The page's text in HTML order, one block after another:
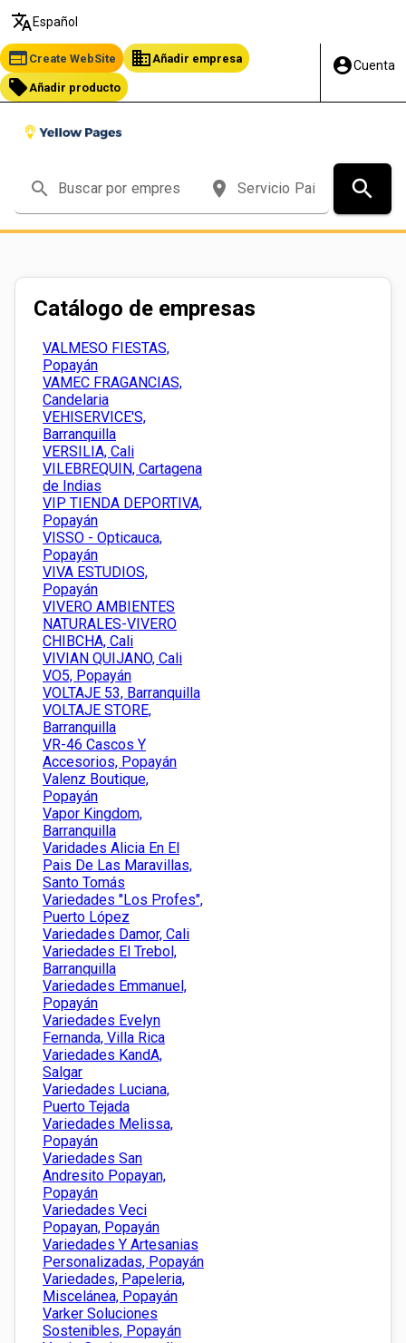
translate Español
web Create WebSite business Añadir empresa
local_offer Añadir producto
account_circleCuenta
search place search
Catálogo de empresas
VALMESO FIESTAS,
Popayán
VAMEC FRAGANCIAS,
Candelaria
VEHISERVICE'S,
Barranquilla
VERSILIA, Cali
VILEBREQUIN, Cartagena
de Indias
VIP TIENDA DEPORTIVA,
Popayán
VISSO - Opticauca,
Popayán
VIVA ESTUDIOS,
Popayán
VIVERO AMBIENTES
NATURALES-VIVERO
CHIBCHA, Cali
VIVIAN QUIJANO, Cali
VO5, Popayán
VOLTAJE 53, Barranquilla
VOLTAJE STORE,
Barranquilla
VR-46 Cascos Y
Accesorios, Popayán
Valenz Boutique,
Popayán
Vapor Kingdom,
Barranquilla
Varidades Alicia En El
Pais De Las Maravillas,
Santo Tomás
Variedades "Los Profes",
Puerto López
Variedades Damor, Cali
Variedades El Trebol,
Barranquilla
Variedades Emmanuel,
Popayán
Variedades Evelyn
Fernanda, Villa Rica
Variedades KandA,
Salgar
Variedades Luciana,
Puerto Tejada
Variedades Melissa,
Popayán
Variedades San
Andresito Popayan,
Popayán
Variedades Veci
Popayan, Popayán
Variedades Y Artesanias
Personalizadas, Popayán
Variedades, Papeleria,
Miscelánea, Popayán
Varker Soluciones
Sostenibles, Popayán